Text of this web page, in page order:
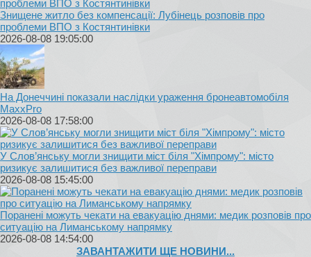
Знищене житло без компенсації: Лубінець розповів про
проблеми ВПО з Костянтинівки
2026-08-08 19:05:00
На Донеччині показали наслідки ураження бронеавтомобіля
MaxxPro
2026-08-08 17:58:00
У Слов’янську могли знищити міст біля "Хімпрому": місто
ризикує залишитися без важливої переправи
2026-08-08 15:45:00
Поранені можуть чекати на евакуацію днями: медик розповів про
ситуацію на Лиманському напрямку
2026-08-08 14:54:00
ЗАВАНТАЖИТИ ЩЕ НОВИНИ...